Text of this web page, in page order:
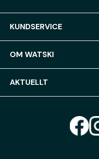
KUNDSERVICE
OM WATSKI
AKTUELLT